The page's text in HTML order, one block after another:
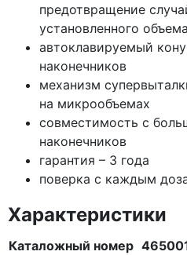
предотвращение
установленного объема
автоклавируемый
наконечников
механизм
на микрообъемах
совместимость с
наконечников
гарантия – 3 года
поверка с каждым
Характеристики
Каталожный номер